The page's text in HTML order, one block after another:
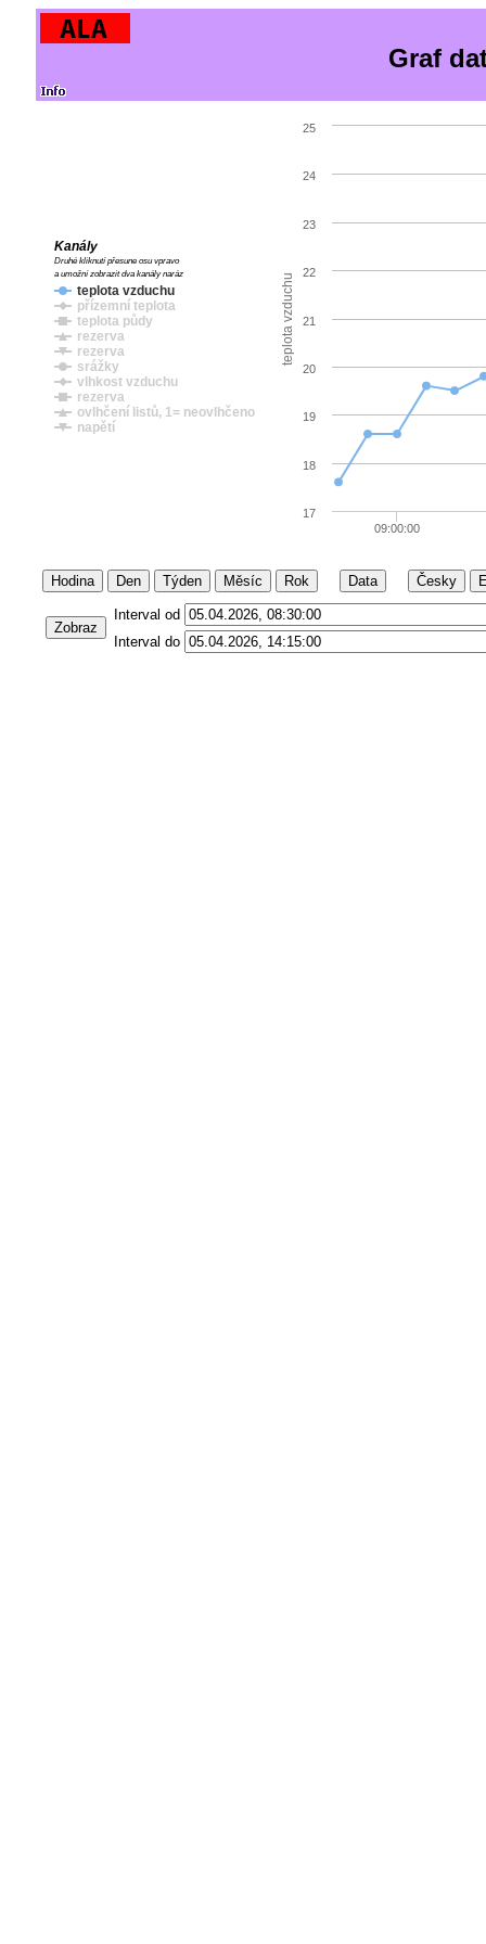
Graf
teplota vzduchu
teplota vzduchu
přízemní teplota
teplota půdy
rezerva
rezerva
srážky
vlhkost vzduchu
rezerva
ovlhčení listů, 1= neovlhčeno
napětí
Kanály
Druhé kliknutí přesune osu vpravo
a umožní zobrazit dva kanály naráz
09:00:00
17
18
19
20
21
22
23
24
25
Hodina Den Týden Měsíc Rok Data Česky
Zobraz
Interval od
Interval do